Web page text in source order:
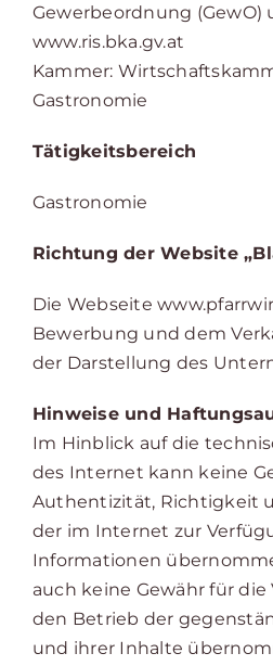
Gewerbeordnung (GewO)
www.ris.bka.gv.at
Kammer:
Gastronomie
Tätigkeitsbereich
Gastronomie
Richtung der Website
Die Webseite
Bewerbung und dem
der Darstellung des
Hinweise und
Im Hinblick auf die
des Internet kann keine
Authentizität, Richtigkeit
der im Internet zur
Informationen
auch keine Gewähr für
den Betrieb der
und ihrer Inhalte